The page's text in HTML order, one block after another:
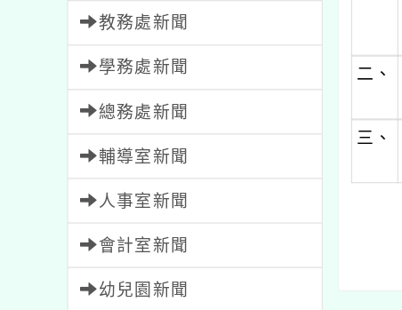
教務處新聞
學務處新聞
總務處新聞
輔導室新聞
人事室新聞
會計室新聞
幼兒園新聞
二、
三、